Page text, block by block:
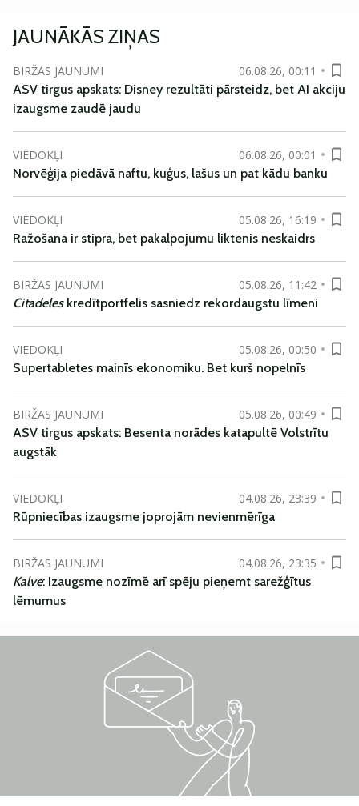
JAUNĀKĀS ZIŅAS
BIRŽAS JAUNUMI
06.08.26, 00:11
ASV tirgus apskats: Disney rezultāti pārsteidz, bet AI akciju
izaugsme zaudē jaudu
VIEDOKĻI
06.08.26, 00:01
Norvēģija piedāvā naftu, kuģus, lašus un pat kādu banku
VIEDOKĻI
05.08.26, 16:19
Ražošana ir stipra, bet pakalpojumu liktenis neskaidrs
BIRŽAS JAUNUMI
05.08.26, 11:42
Citadeleskredītportfelis sasniedz rekordaugstu līmeni
VIEDOKĻI
05.08.26, 00:50
Supertabletes mainīs ekonomiku. Bet kurš nopelnīs
BIRŽAS JAUNUMI
05.08.26, 00:49
ASV tirgus apskats: Besenta norādes katapultē Volstrītu
augstāk
VIEDOKĻI
04.08.26, 23:39
Rūpniecības izaugsme joprojām nevienmērīga
BIRŽAS JAUNUMI
04.08.26, 23:35
Kalve: Izaugsme nozīmē arī spēju pieņemt sarežģītus
lēmumus